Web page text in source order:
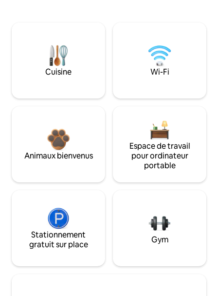
Cuisine Wi-Fi
Animaux bienvenus
Espace de travail
pour ordinateur
portable
Stationnement
gratuit sur place
Gym